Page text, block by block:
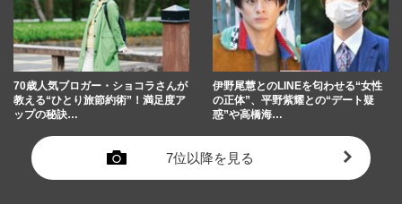
70歳人気ブロガー・ショコラさんが
教える“ひとり旅節約術”！満足度ア
ップの秘訣…
伊野尾慧とのLINEを匂わせる“女性
の正体”、平野紫耀との“デート疑
惑”や高橋海…
7位以降を見る